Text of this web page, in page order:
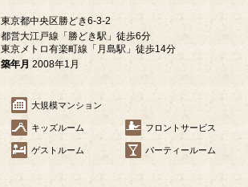
東京都中央区勝どき6-3-2
都営大江戸線「勝どき駅」徒歩6分
東京メトロ有楽町線「月島駅」徒歩14分
築年月 2008年1月
大規模マンション
キッズルーム フロントサービス
ゲストルーム パーティールーム